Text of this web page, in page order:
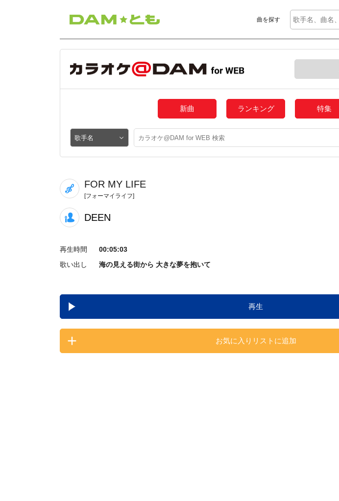
曲を探す
新曲 ランキング 特集
FOR MY LIFE
[フォーマイライフ]
DEEN
再生時間
00:05:03
歌い出し
海の見える街から 大きな夢を抱いて
再生
お気に入りリストに追加